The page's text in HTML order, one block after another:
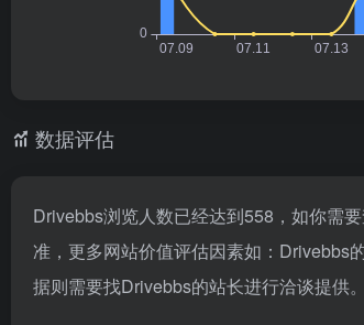
数据评估
Drivebbs浏览人数已经达到558，如你需
准，更多网站价值评估因素如：Drivebbs
据则需要找Drivebbs的站长进行洽谈提供